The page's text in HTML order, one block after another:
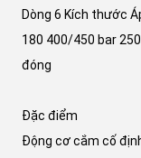
Dòng 6 Kích thước
180 400/450 bar
đóng
Đặc điểm
Động cơ cắm cố